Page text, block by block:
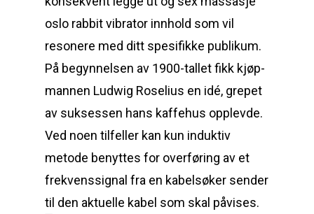
oslo rabbit vibrator innhold som vil
resonere med ditt spesifikke publikum.
På begyn­nelsen av 1900-tallet fikk kjøp­
mannen Ludwig Rose­lius en idé, grepet
av suksessen hans kaffehus opplevde.
Ved noen tilfeller kan kun induktiv
metode benyttes for overføring av et
frekvenssignal fra en kabelsøker sender
til den aktuelle kabel som skal påvises.